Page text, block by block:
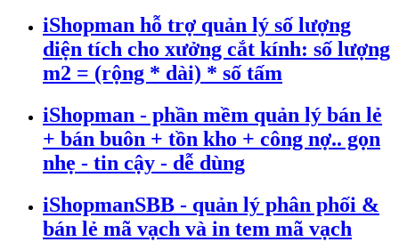
iShopman hỗ trợ quản lý số lượng
diện tích cho xưởng cắt kính: số lượng
m2 = (rộng * dài) * số tấm
iShopman - phần mềm quản lý bán lẻ
+ bán buôn + tồn kho + công nợ.. gọn
nhẹ - tin cậy - dễ dùng
iShopmanSBB - quản lý phân phối &
bán lẻ mã vạch và in tem mã vạch